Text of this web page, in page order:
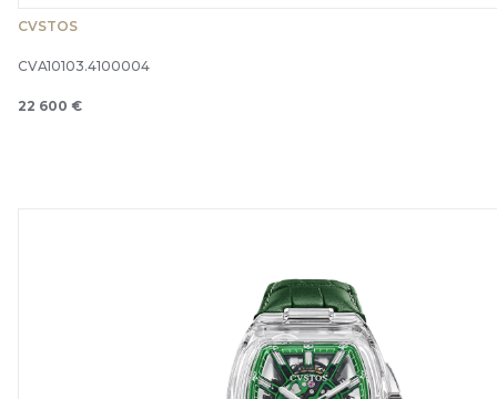
CVSTOS
CVA10103.4100004
22 600 €